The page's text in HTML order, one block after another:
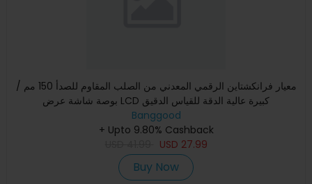
معيار فرانكشتاين الرقمي المعدني من الصلب المقاوم للصدأ 150 مم /
بوصة شاشة عرض LCD كبيرة عالية الدقة للقياس الدقيق
Banggood
+ Upto 9.80% Cashback
USD 27.99
Buy Now